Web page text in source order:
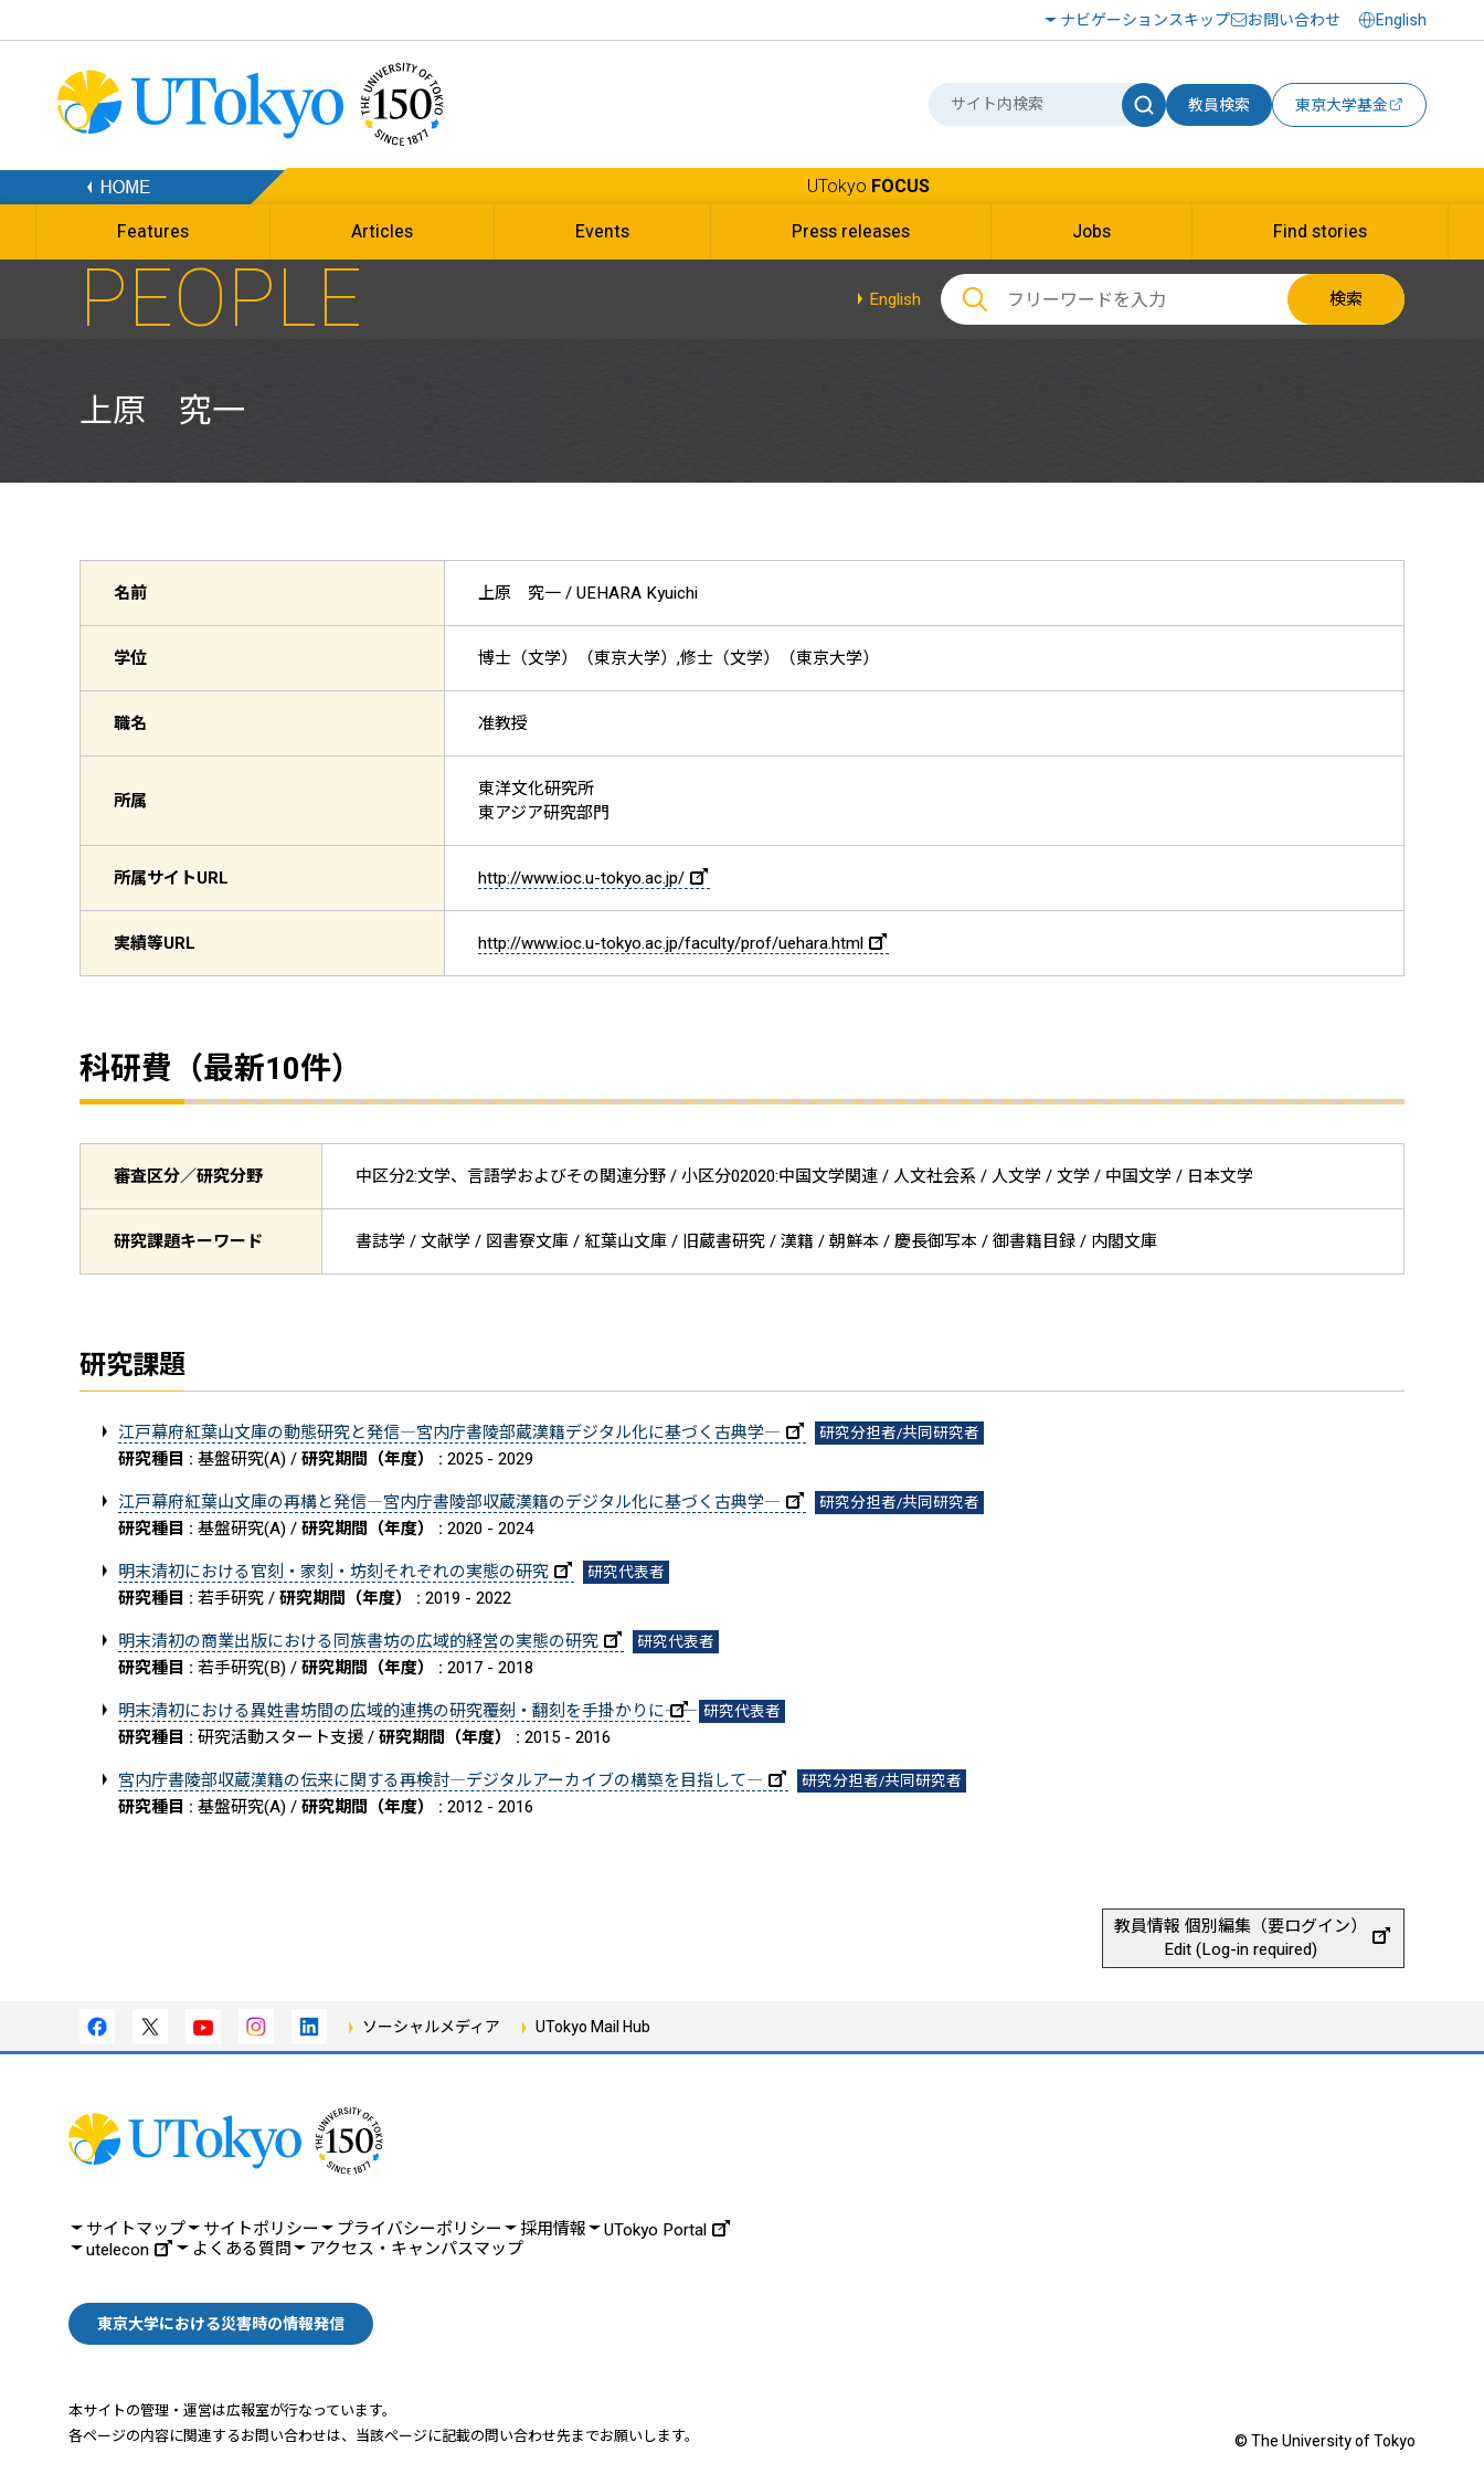
ナビゲーションスキップ お問い合わせ English
教員検索 東京大学基金
UTokyo FOCUS
Features Articles Events Press releases Jobs Find stories
PEOPLE English 検索
上原 究一
名前 上原 究一 / UEHARA Kyuichi
学位 博士（文学）（東京大学）,修士（文学）（東京大学）
職名 准教授
所属
東洋文化研究所
東アジア研究部門
所属サイトURL http://www.ioc.u-tokyo.ac.jp/
実績等URL http://www.ioc.u-tokyo.ac.jp/faculty/prof/uehara.html
科研費（最新10件）
審査区分／研究分野 中区分2:文学、言語学およびその関連分野 / 小区分02020:中国文学関連 / 人文社会系 / 人文学 / 文学 / 中国文学 / 日本文学
研究課題キーワード 書誌学 / 文献学 / 図書寮文庫 / 紅葉山文庫 / 旧蔵書研究 / 漢籍 / 朝鮮本 / 慶長御写本 / 御書籍目録 / 内閣文庫
研究課題
江戸幕府紅葉山文庫の動態研究と発信―宮内庁書陵部蔵漢籍デジタル化に基づく古典学― 研究分担者/共同研究者
研究種目 : 基盤研究(A) / 研究期間（年度） : 2025 - 2029
江戸幕府紅葉山文庫の再構と発信―宮内庁書陵部収蔵漢籍のデジタル化に基づく古典学― 研究分担者/共同研究者
研究種目 : 基盤研究(A) / 研究期間（年度） : 2020 - 2024
明末清初における官刻・家刻・坊刻それぞれの実態の研究 研究代表者
研究種目 : 若手研究 / 研究期間（年度） : 2019 - 2022
明末清初の商業出版における同族書坊の広域的経営の実態の研究 研究代表者
研究種目 : 若手研究(B) / 研究期間（年度） : 2017 - 2018
明末清初における異姓書坊間の広域的連携の研究――覆刻・翻刻を手掛かりに―― 研究代表者
研究種目 : 研究活動スタート支援 / 研究期間（年度） : 2015 - 2016
宮内庁書陵部収蔵漢籍の伝来に関する再検討―デジタルアーカイブの構築を目指して― 研究分担者/共同研究者
研究種目 : 基盤研究(A) / 研究期間（年度） : 2012 - 2016
教員情報 個別編集（要ログイン）
Edit (Log-in required)
ソーシャルメディア UTokyo Mail Hub
サイトマップ サイトポリシー プライバシーポリシー 採用情報
UTokyo Portal
utelecon
よくある質問 アクセス・キャンパスマップ
東京大学における災害時の情報発信
本サイトの管理・運営は広報室が行なっています。
各ページの内容に関連するお問い合わせは、 当該ページに記載の問い合わせ先までお願いします。 © The University of Tokyo